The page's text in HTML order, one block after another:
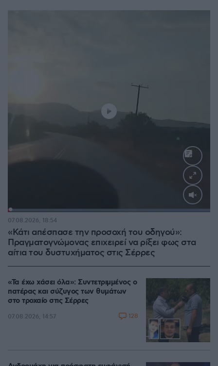
Loaded:
«Κάτι απέσπασε την προσοχή του οδηγού»:
Πραγματογνώμονας επιχειρεί να ρίξει φως στα
αίτια του δυστυχήματος στις Σέρρες
07.08.2026, 18:54
«Τα έχω χάσει όλα»: Συντετριμμένος ο
πατέρας και σύζυγος των θυμάτων
στο τροχαίο στις Σέρρες
07.08.2026, 14:57 128